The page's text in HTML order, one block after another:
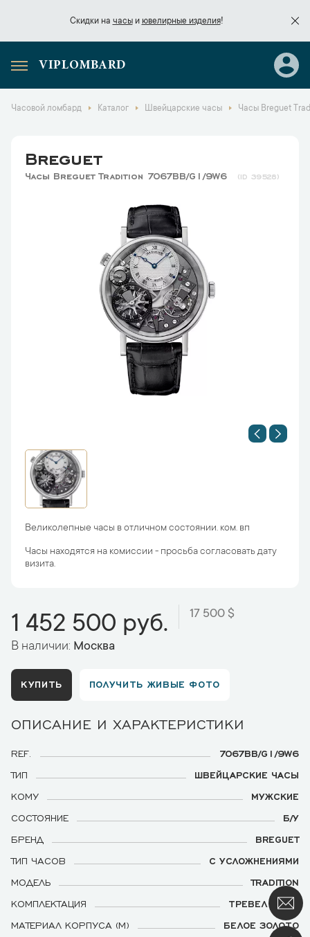
Скидки на часыи ювелирные изделия!
Скидки начасы
VIPLOMBARD
Часовой ломбард Каталог Швейцарские часы Часы Breguet
Breguet
Часы Breguet Tradition 7067BB/G1/9W6 39528
Великолепные часы в отличном состоянии. ком. вп
Часы находятся на комиссии - просьба согласовать дату
визита.
1 452 500 руб. 17 500 $
В наличии: Москва
КУПИТЬ ПОЛУЧИТЬ ЖИВЫЕ ФОТО
ОПИСАНИЕ И ХАРАКТЕРИСТИКИ
REF.
7067BB/G1/9W6
ТИП
ШВЕЙЦАРСКИЕ ЧАСЫ
КОМУ
МУЖСКИЕ
СОСТОЯНИЕ
Б/У
БРЕНД
BREGUET
ТИП ЧАСОВ
С УСЛОЖНЕНИЯМИ
МОДЕЛЬ
TRADITION
КОМПЛЕКТАЦИЯ
ТРЕВЕЛ-БОКС
МАТЕРИАЛ КОРПУСА (М)
БЕЛОЕ ЗОЛОТО